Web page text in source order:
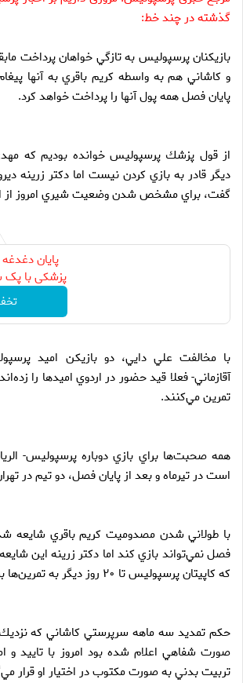
گذشته در چند خط:
بازيكنان پرسپوليس به تازگي خواهان پرداخت
و كاشاني هم به واسطه كريم باقري به آنها
پايان فصل همه پول آنها را پرداخت خواهد كرد.
از قول پزشك پرسپوليس خوانده بوديم كه
ديگر قادر به بازي كردن نيست اما دكتر زرينه
گفت، براي مشخص شدن وضعيت شيري امروز از
پایان
پزشکی با پک
با مخالفت علي دايي، دو بازيكن اميد
آقازماني- فعلا قيد حضور در اردوي اميدها را
تمرين مي‌كنند.
همه صحبت‌ها براي بازي دوباره پرسپوليس-
است در تيرماه و بعد از پايان فصل، دو تيم در
با طولاني شدن مصدوميت كريم باقري شايعه
فصل نمي‌تواند بازي كند اما دكتر زرينه اين
كه كاپيتان پرسپوليس تا ۲۰ روز ديگر به تمرين‌ها برمي‌گردد.
حكم تمديد سه ماهه سرپرستي كاشاني كه
صورت شفاهي اعلام شده بود امروز با تاييد
تربيت بدني به صورت مكتوب در اختيار او قرار